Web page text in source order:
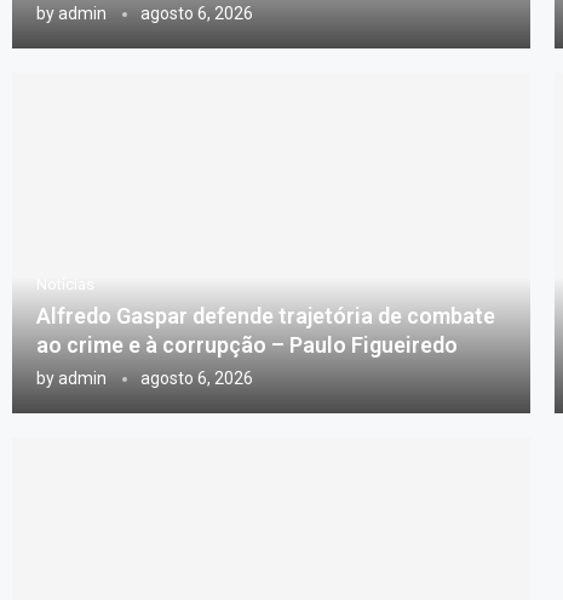
by admin agosto 6, 2026
Notícias
Alfredo Gaspar defende trajetória de combate
ao crime e à corrupção – Paulo Figueiredo
byadmin agosto 6, 2026